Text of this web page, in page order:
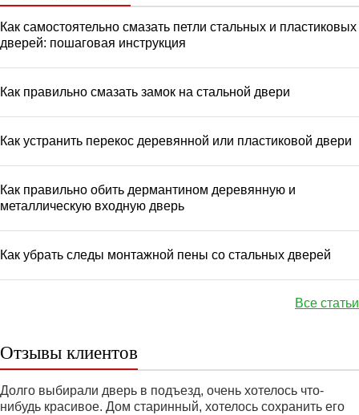
Как самостоятельно смазать петли стальных и пластиковых
дверей: пошаговая инструкция
Как правильно смазать замок на стальной двери
Как устранить перекос деревянной или пластиковой двери
Как правильно обить дермантином деревянную и
металлическую входную дверь
Как убрать следы монтажной пены со стальных дверей
Все статьи
Отзывы клиентов
Долго выбирали дверь в подъезд, очень хотелось что-
нибудь красивое. Дом старинный, хотелось сохранить его